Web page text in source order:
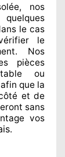
nos
quelques
le cas
le
Nos
pièces
ou
que la
et de
sans
vos
.